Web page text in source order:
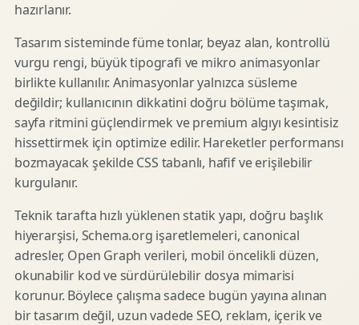
hazırlanır.
Tasarım sisteminde füme tonlar, beyaz alan, kontrollü
vurgu rengi, büyük tipografi ve mikro animasyonlar
birlikte kullanılır. Animasyonlar yalnızca süsleme
değildir; kullanıcının dikkatini doğru bölüme taşımak,
sayfa ritmini güçlendirmek ve premium algıyı kesintisiz
hissettirmek için optimize edilir. Hareketler performansı
bozmayacak şekilde CSS tabanlı, hafif ve erişilebilir
kurgulanır.
Teknik tarafta hızlı yüklenen statik yapı, doğru başlık
hiyerarşisi, Schema.org işaretlemeleri, canonical
adresler, Open Graph verileri, mobil öncelikli düzen,
okunabilir kod ve sürdürülebilir dosya mimarisi
korunur. Böylece çalışma sadece bugün yayına alınan
bir tasarım değil, uzun vadede SEO, reklam, içerik ve